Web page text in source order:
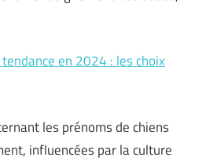
en 2024 : les choix
les prénoms de chiens
influencées par la culture